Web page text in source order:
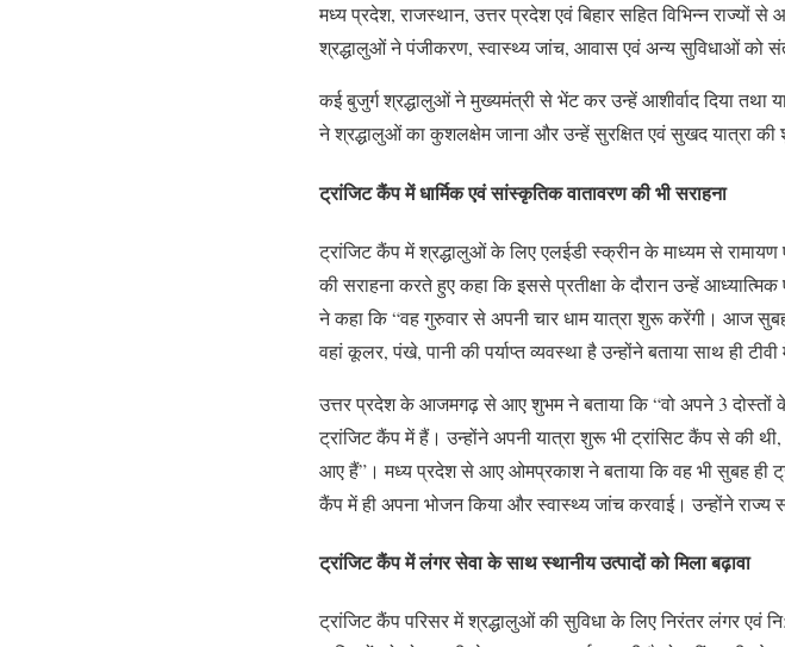
मध्य प्रदेश, राजस्थान, उत्तर प्रदेश एवं बिहार सहित विभिन्न राज्यों
श्रद्धालुओं ने पंजीकरण, स्वास्थ्य जांच, आवास एवं अन्य सुविधाओं को
कई बुजुर्ग श्रद्धालुओं ने मुख्यमंत्री से भेंट कर उन्हें आशीर्वाद दिया
ने श्रद्धालुओं का कुशलक्षेम जाना और उन्हें सुरक्षित एवं सुखद यात्रा की
ट्रांजिट कैंप में धार्मिक एवं सांस्कृतिक वातावरण की भी सराहना
ट्रांजिट कैंप में श्रद्धालुओं के लिए एलईडी स्क्रीन के माध्यम से
की सराहना करते हुए कहा कि इससे प्रतीक्षा के दौरान उन्हें
ने कहा कि “वह गुरुवार से अपनी चार धाम यात्रा शुरू करेंगी। आज
वहां कूलर, पंखे, पानी की पर्याप्त व्यवस्था है उन्होंने बताया साथ ही
उत्तर प्रदेश के आजमगढ़ से आए शुभम ने बताया कि “वो अपने 3
ट्रांजिट कैंप में हैं। उन्होंने अपनी यात्रा शुरू भी ट्रांसिट कैंप से की
आए हैं”। मध्य प्रदेश से आए ओमप्रकाश ने बताया कि वह भी सुबह ही
कैंप में ही अपना भोजन किया और स्वास्थ्य जांच करवाई। उन्होंने राज्य
ट्रांजिट कैंप में लंगर सेवा के साथ स्थानीय उत्पादों को मिला बढ़ावा
ट्रांजिट कैंप परिसर में श्रद्धालुओं की सुविधा के लिए निरंतर लंगर एवं